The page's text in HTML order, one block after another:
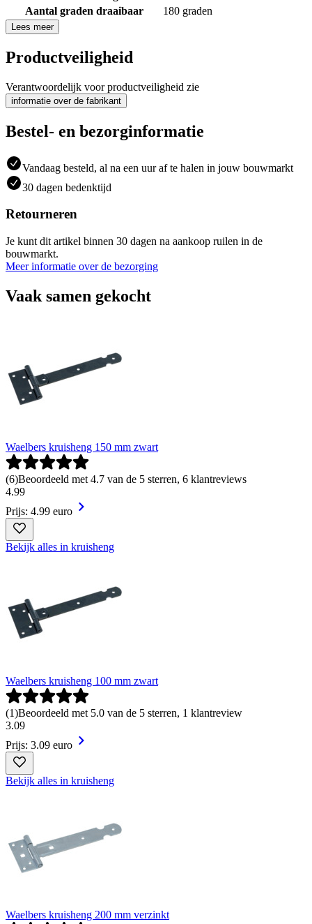
Aantal graden draaibaar
180 graden
Lees meer
Productveiligheid
Verantwoordelijk voor productveiligheid zie
informatie over de fabrikant
Bestel- en bezorginformatie
Vandaag besteld, al na een uur af te halen in jouw bouwmarkt
30 dagen bedenktijd
Retourneren
Je kunt dit artikel binnen 30 dagen na aankoop ruilen in de
bouwmarkt.
Meer informatie over de bezorging
Vaak samen gekocht
Waelbers kruisheng 150 mm zwart
(6)Beoordeeld met 4.7 van de 5 sterren, 6 klantreviews
4.99
Prijs: 4.99 euro
Bekijk alles in kruisheng
Waelbers kruisheng 100 mm zwart
(1)Beoordeeld met 5.0 van de 5 sterren, 1 klantreview
3.09
Prijs: 3.09 euro
Bekijk alles in kruisheng
Waelbers kruisheng 200 mm verzinkt